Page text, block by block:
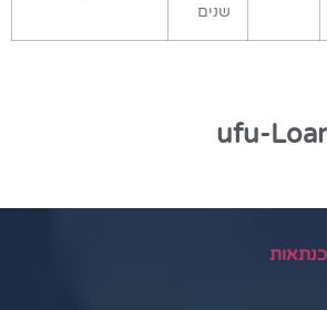
שנים
ufu-